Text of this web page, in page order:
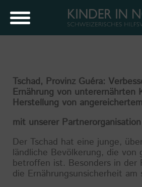
Tschad, Provinz Guéra:
Ernährung von unterernährten
Herstellung von
mit unserer
Der Tschad hat eine junge,
ländliche Bevölkerung, die von
betroffen ist. Besonders in der
die Ernährungsunsicherheit am